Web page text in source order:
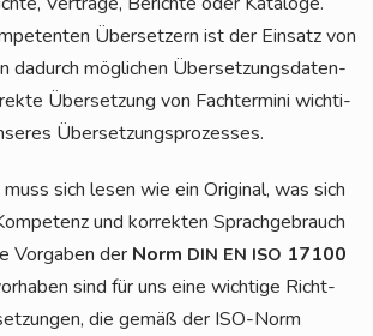
Über­set­zern ist der Ein­satz von
dadurch mög­li­chen Über­set­zungs­da­ten­
Über­set­zung von Fach­ter­mi­ni wich­ti­
Übersetzungsprozesses.
sich lesen wie ein Ori­gi­nal, was sich
und kor­rek­ten Sprach­ge­brauch
Vor­ga­ben der Norm DIN EN ISO 17100
sind für uns eine wich­ti­ge Richt­
die gemäß der ISO-Norm